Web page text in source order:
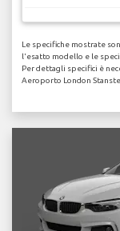
Le specifiche mostrate
l'esatto modello e le
Per dettagli specifici è
Aeroporto London